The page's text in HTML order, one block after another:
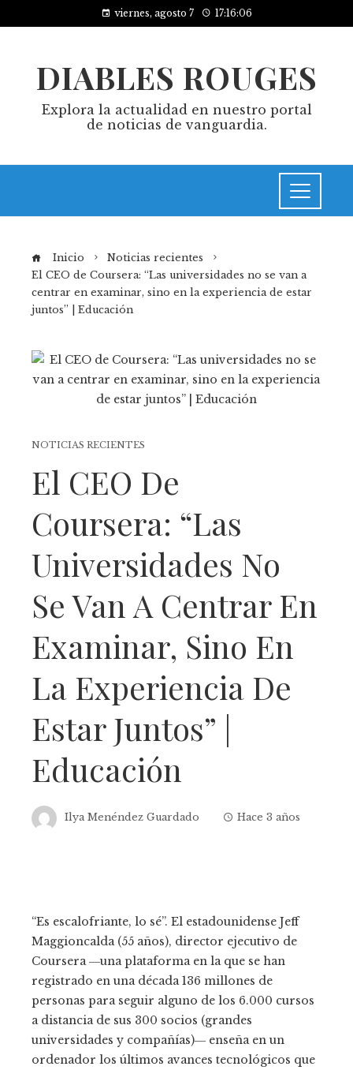
viernes, agosto 7 17:16:06
DIABLES ROUGES
Explora la actualidad en nuestro portal
de noticias de vanguardia.
Inicio
Noticias recientes
El CEO de Coursera: “Las universidades no se van a
centrar en examinar, sino en la experiencia de estar
juntos” | Educación
NOTICIAS RECIENTES
El CEO De
Coursera: “Las
Universidades No
Se Van A Centrar En
Examinar, Sino En
La Experiencia De
Estar Juntos” |
Educación
Ilya Menéndez Guardado Hace 3 años
“Es escalofriante, lo sé”. El estadounidense Jeff
Maggioncalda (55 años), director ejecutivo de
Coursera ―una plataforma en la que se han
registrado en una década 136 millones de
personas para seguir alguno de los 6.000 cursos
a distancia de sus 300 socios (grandes
universidades y compañías)― enseña en un
ordenador los últimos avances tecnológicos que